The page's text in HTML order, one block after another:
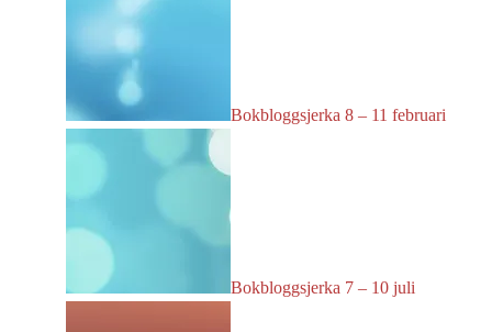
Bokbloggsjerka 8 – 11 februari
Bokbloggsjerka 7 – 10 juli